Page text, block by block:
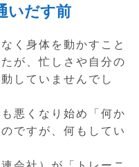
いだす前
く身体を動かすこと
が、忙しさや自分の
していませんでし
悪くなり始め「何か
ですが、何もしてい